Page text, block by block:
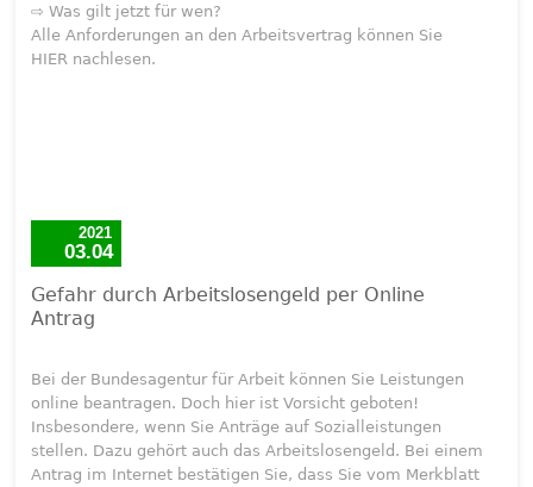
⇨ Was gilt jetzt für wen?
Alle Anforderungen an den Arbeitsvertrag können Sie
HIER nachlesen.
2021
03.04
Gefahr durch Arbeitslosengeld per Online
Antrag
Bei der Bundesagentur für Arbeit können Sie Leistungen
online beantragen. Doch hier ist Vorsicht geboten!
Insbesondere, wenn Sie Anträge auf Sozialleistungen
stellen. Dazu gehört auch das Arbeitslosengeld. Bei einem
Antrag im Internet bestätigen Sie, dass Sie vom Merkblatt